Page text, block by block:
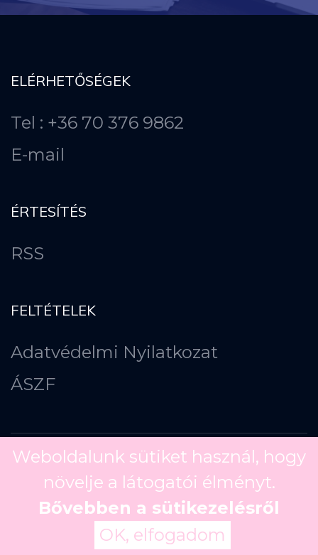
ELÉRHETŐSÉGEK
Tel : +36 70 376 9862
E-mail
ÉRTESÍTÉS
RSS
FELTÉTELEK
Adatvédelmi Nyilatkozat
ÁSZF
Copyright © 2026
Weboldalunk sütiket használ, hogy
növelje a látogatói élményt.
Bővebben a sütikezelésről
OK, elfogadom